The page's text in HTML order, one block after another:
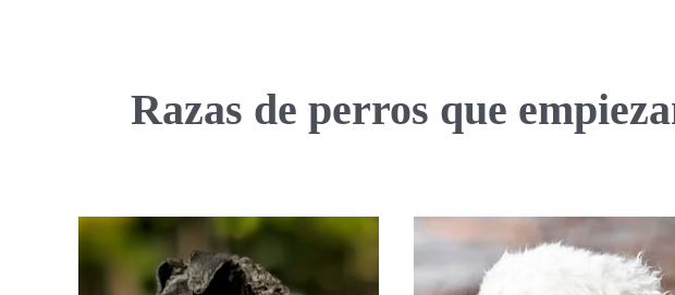
Razas de perros que
Kerry
Blue
Terrier
Kuvasz